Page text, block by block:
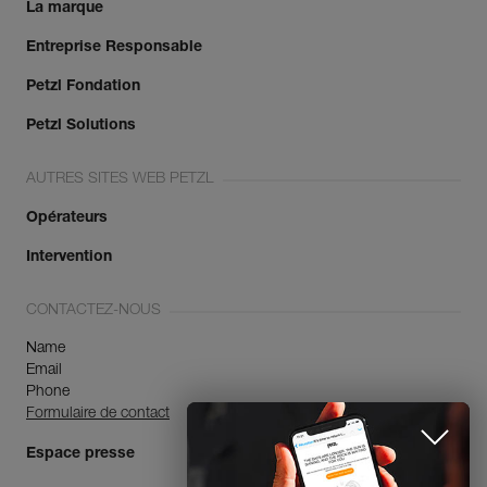
La marque
Entreprise Responsable
Petzl Fondation
Petzl Solutions
AUTRES SITES WEB PETZL
Opérateurs
Intervention
CONTACTEZ-NOUS
Name
Email
Phone
Formulaire de contact
Espace presse